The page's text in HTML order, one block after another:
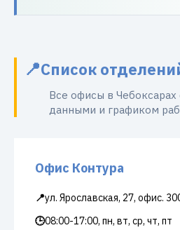
Список
Все офисы в
данными и графиком
Офис Контура
📍ул. Ярославская, 27, офис.
🕒08:00-17:00, пн, вт, ср, чт, пт